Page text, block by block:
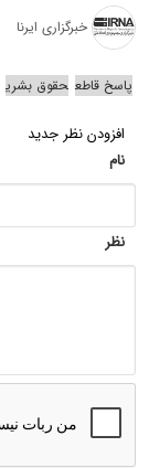
خبرگزاری ایرنا
پاسخ قاطع حقوق بشری
افزودن نظر جدید
نام
نظر